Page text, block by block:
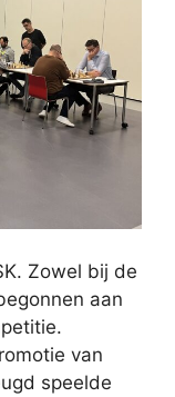
Zowel bij de
aan
van
speelde